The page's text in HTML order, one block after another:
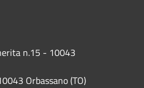
n.15 - 10043
Orbassano (TO)